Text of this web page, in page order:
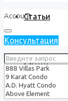
Статьи
Услуги
Account
Консультация